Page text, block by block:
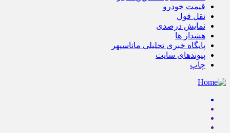
قیمت خودرو
نقل قول
نمایش درصدی
هشدار ها
پایگاه خبری تحلیلی ماناسپهر
پیوندهای سایت
چاپ